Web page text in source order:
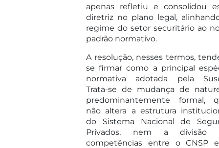
apenas refletiu e consolidou
diretriz no plano legal,
regime do setor securitário ao
padrão normativo.
A resolução, nesses termos,
se firmar como a principal
normativa adotada pela
Trata-se de mudança de
predominantemente formal,
não altera a estrutura
do Sistema Nacional de
Privados, nem a divisão
competências entre o CNSP